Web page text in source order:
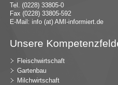
Tel. (0228) 33805-0
Fax (0228) 33805-592
E-Mail: info (at) AMI-informiert.de
Unsere
Fleischwirtschaft
Gartenbau
Milchwirtschaft